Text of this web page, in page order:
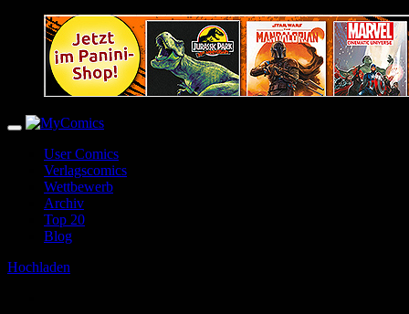
User Comics
Verlagscomics
Wettbewerb
Archiv
Top 20
Blog
Hochladen